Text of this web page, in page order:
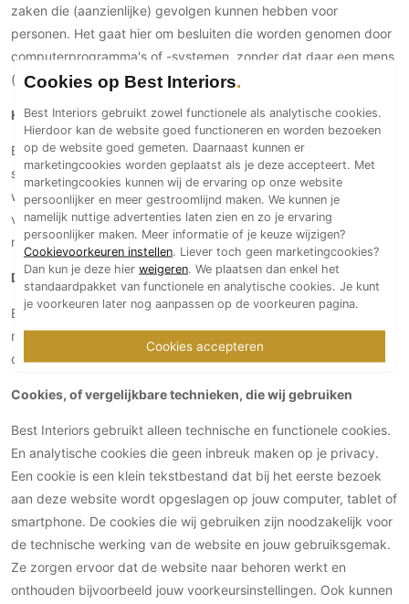
Technologie
Thuisbioscoop
Mirror TV
Fitnessapparatuur
Wifi
Overig
Aannemers Interieur
Akoestiek
Binnenzwembaden
Wellness
Wijnkelder en wijnkasten
zaken die (aanzienlijke) gevolgen kunnen hebben voor
personen. Het gaat hier om besluiten die worden genomen door
computerprogramma's of -systemen, zonder dat daar een mens
(bijvoorbeeld een medewerker van Best Interiors) tussen zit.
Hoe lang we persoonsgegevens bewaren
Best Interiors bewaart je persoonsgegevens niet langer dan
strikt nodig is om de doelen te realiseren waarvoor je gegevens
worden verzameld. Wij hanteren de volgende bewaartermijnen
voor de volgende (categorieën) van persoonsgegevens: 9
maanden.
Delen van persoonsgegevens met derden
Best Interiors verstrekt uitsluitend aan derden en alleen als dit
nodig is voor de uitvoering van onze overeenkomst met jou of
om te voldoen aan een wettelijke verplichting.
Cookies, of vergelijkbare technieken, die wij gebruiken
Best Interiors gebruikt alleen technische en functionele cookies.
En analytische cookies die geen inbreuk maken op je privacy.
Een cookie is een klein tekstbestand dat bij het eerste bezoek
aan deze website wordt opgeslagen op jouw computer, tablet of
smartphone. De cookies die wij gebruiken zijn noodzakelijk voor
de technische werking van de website en jouw gebruiksgemak.
Ze zorgen ervoor dat de website naar behoren werkt en
onthouden bijvoorbeeld jouw voorkeursinstellingen. Ook kunnen
Cookies op Best Interiors
Best Interiors gebruikt zowel functionele als analytische cookies.
Hierdoor kan de website goed functioneren en worden bezoeken
op de website goed gemeten. Daarnaast kunnen er
marketingcookies worden geplaatst als je deze accepteert. Met
marketingcookies kunnen wij de ervaring op onze website
persoonlijker en meer gestroomlijnd maken. We kunnen je
namelijk nuttige advertenties laten zien en zo je ervaring
persoonlijker maken. Meer informatie of je keuze wijzigen?
Cookievoorkeuren instellen. Liever toch geen marketingcookies?
Dan kun je deze hier weigeren. We plaatsen dan enkel het
standaardpakket van functionele en analytische cookies. Je kunt
je voorkeuren later nog aanpassen op de voorkeuren pagina.
Cookies accepteren